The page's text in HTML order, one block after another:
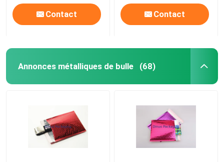
Contact Contact
Annonces métalliques de bulle (68)